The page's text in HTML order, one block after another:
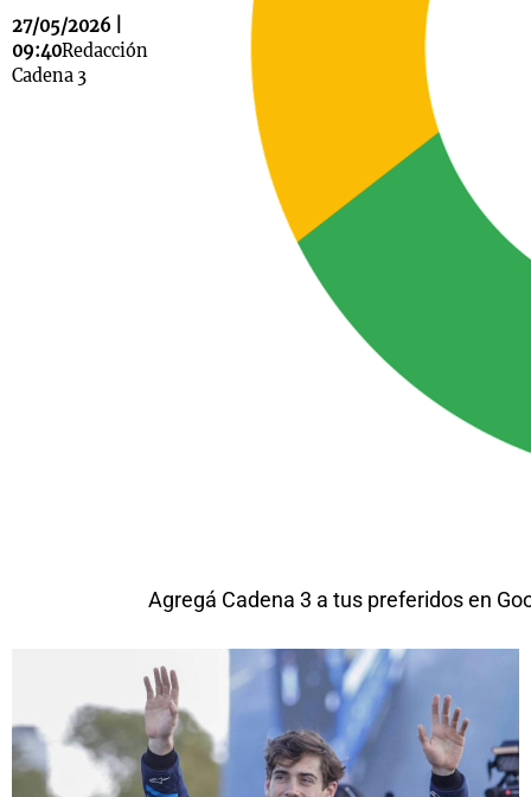
27/05/2026 |
09:40Redacción
Cadena 3
Agregá Cadena 3 a tus preferidos en